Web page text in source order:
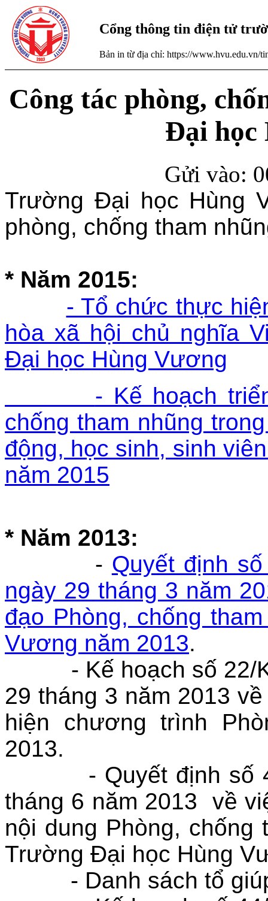
Cổng thông tin điện tử
Bản in từ địa chỉ: https://www.hvu.edu.vn/
Công tác phòng,
Đại học
Gửi vào:
Trường Đại học Hùng
phòng, chống tham
* Năm 2015:
- Tổ chức thực
hòa xã hội chủ nghĩa
Đại học Hùng Vương
- Kế hoạch
chống tham nhũng
động, học sinh, sinh
năm 2015
* Năm 2013:
- Quyết định
ngày 29 tháng 3 năm
đạo Phòng, chống
Vương năm 2013.
- Kế hoạch số 22/
29 tháng 3 năm 2013
hiện chương trình
2013.
- Quyết định số
tháng 6 năm 2013 về
nội dung Phòng, chống
Trường Đại học Hùng
- Danh sách tổ giúp